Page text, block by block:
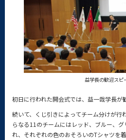
益学長の歓迎スピ
初日に行われた開会式では、益一哉学長が
続いて、くじ引きによってチーム分けが行
らなる11のチームにはレッド、ブルー、
れ、それぞれの色のおそろいのTシャツを